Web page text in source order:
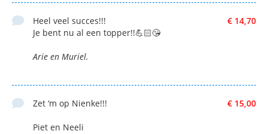
€ 14,70
Heel veel succes!!!
Je bent nu al een topper!!💪🏻😘
Arie en Muriel.
€ 15,00
Zet ‘m op Nienke!!!
Piet en Neeli